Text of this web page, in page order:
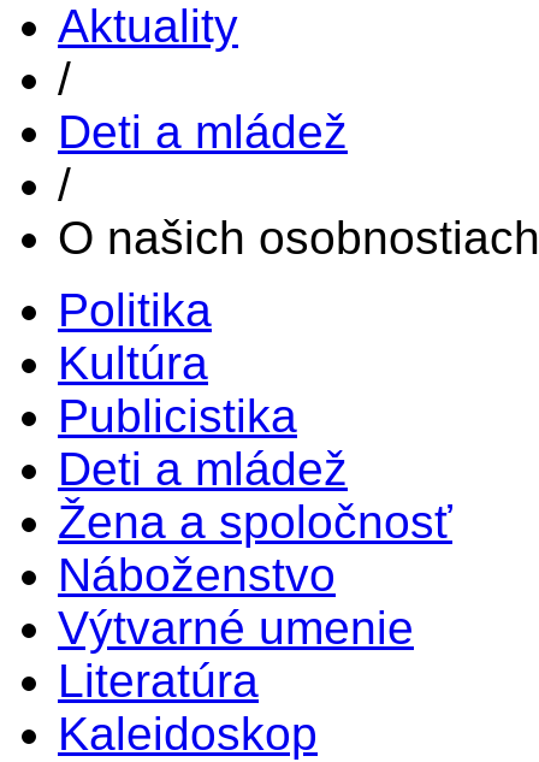
Aktuality
/
Deti a mládež
/
O našich
Politika
Kultúra
Publicistika
Deti a mládež
Žena a spoločnosť
Náboženstvo
Výtvarné umenie
Literatúra
Kaleidoskop